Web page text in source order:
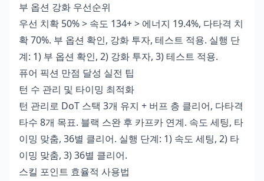
부 옵션 강화 우선순위
우선 치확 50% > 속도 134+ > 에너지 19.4%, 다타격 치
확 70%. 부 옵션 확인, 강화 투자, 테스트 적용. 실행 단
계: 1) 부 옵션 확인, 2) 강화 투자, 3) 테스트 적용.
퓨어 픽션 만점 달성 실전 팁
턴 수 관리 및 타이밍 최적화
턴 관리로 DoT 스택 3개 유지 + 버프 층 클리어, 다타격
타수 8개 목표. 블랙 스완 후 카프카 연계. 속도 세팅, 타
이밍 맞춤, 36별 클리어. 실행 단계: 1) 속도 세팅, 2) 타
이밍 맞춤, 3) 36별 클리어.
스킬 포인트 효율적 사용법